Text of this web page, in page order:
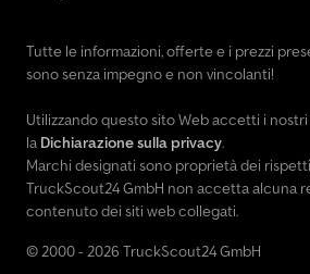
Tutte le informazioni, offerte e i prezzi
sono senza impegno e non vincolanti!
Utilizzando questo sito Web accetti i nostri
la Dichiarazione sulla privacy.
Marchi designati sono proprietà dei
TruckScout24 GmbH non accetta alcuna
contenuto dei siti web collegati.
© 2000 - 2026 TruckScout24 GmbH